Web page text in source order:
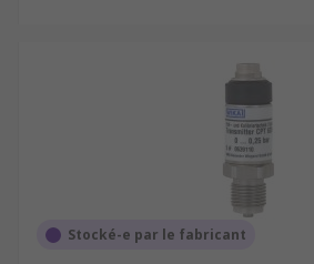
Stocké-e par le fabricant